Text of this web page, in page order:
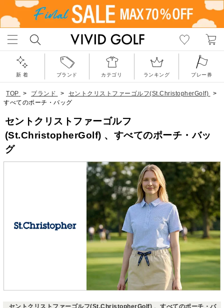
新 着 ブランド カテゴリ ランキング プレー券
TOP > ブランド > セントクリストファーゴルフ(St.ChristopherGolf)
>
すべてのポーチ・バッグ
セントクリストファーゴルフ
(St.ChristopherGolf) 、すべてのポーチ・バッ
グ
セントクリストファーゴルフ(St.ChristopherGolf) 、すべてのポーチ・バ